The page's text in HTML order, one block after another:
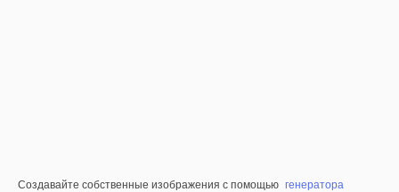
Создавайте собственные изображения с помощью генератора